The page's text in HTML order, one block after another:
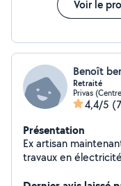
Voir le
Benoît
Retraité
Privas
4,4/5
Présentation
Ex artisan
travaux en